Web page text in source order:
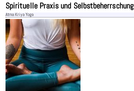
Spirituelle Praxis und Selbstbeherrschung
Atma Kriya Yoga